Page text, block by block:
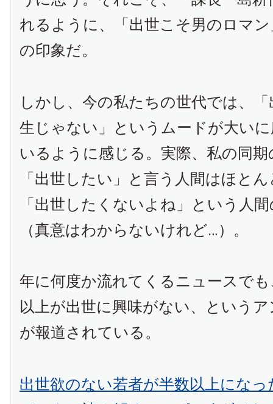
れるように、「出世こそ男のロマ
の印象だ。
しかし、今の私たちの世代では、
生じゃない」というムードが大い
いるように感じる。実際、私の同
「出世したい」と言う人間はほと
「出世したくないよね」という人
（真意はわからないけれど…）。
年に何度か流れてくるニュースで
以上が出世に興味がない、という
が報道されている。
出世欲のない若者が半数以上になっ